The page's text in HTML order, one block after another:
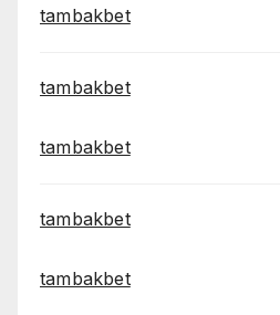
tambakbet
tambakbet
tambakbet
tambakbet
tambakbet